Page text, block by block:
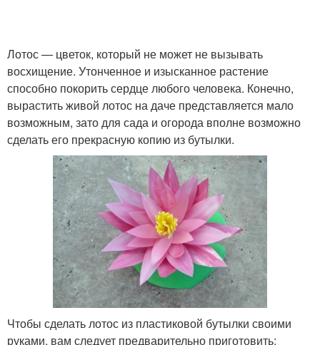
Лотос — цветок, который не может не вызывать
восхищение. Утонченное и изысканное растение
способно покорить сердце любого человека. Конечно,
вырастить живой лотос на даче представляется мало
возможным, зато для сада и огорода вполне возможно
сделать его прекрасную копию из бутылки.
Чтобы сделать лотос из пластиковой бутылки своими
руками, вам следует предварительно приготовить: